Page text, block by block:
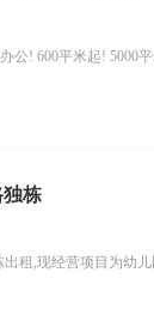
公! 600平米起! 5000
栋
租,现经营项目为幼